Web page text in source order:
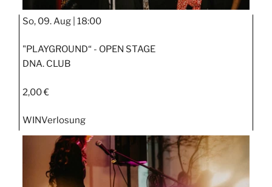
So, 09. Aug | 18:00
"PLAYGROUND“ - OPEN STAGE
DNA. CLUB
2,00 €
WINVerlosung